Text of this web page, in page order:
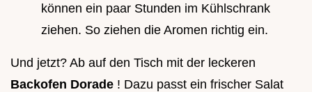
können ein paar Stunden im Kühlschrank
ziehen. So ziehen die Aromen richtig ein.
Und jetzt? Ab auf den Tisch mit der leckeren
Backofen Dorade ! Dazu passt ein frischer Salat